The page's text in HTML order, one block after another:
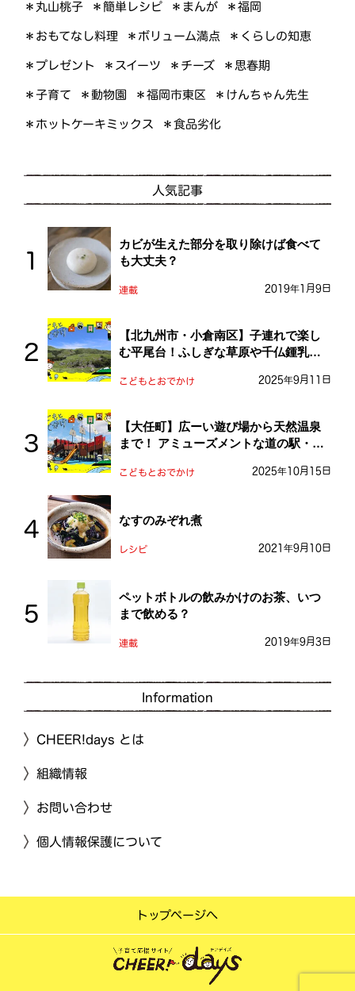
＊丸山桃子 ＊簡単レシピ ＊まんが ＊福岡
＊おもてなし料理 ＊ボリューム満点 ＊くらしの知恵
＊プレゼント ＊スイーツ ＊チーズ ＊思春期
＊子育て ＊動物園 ＊福岡市東区 ＊けんちゃん先生
＊ホットケーキミックス ＊食品劣化
人気記事
カビが生えた部分を取り除けば食べて
も大丈夫？
連載 2019年1月9日
【北九州市・小倉南区】子連れで楽し
む平尾台！ふしぎな草原や千仏鍾乳洞
こどもとおでかけ 2025年9月11日
【大任町】広ーい遊び場から天然温泉
まで！ アミューズメントな道の駅・お
こどもとおでかけ 2025年10月15日
なすのみぞれ煮
レシピ 2021年9月10日
ペットボトルの飲みかけのお茶、いつ
まで飲める？
連載 2019年9月3日
Information
CHEER!days とは
組織情報
お問い合わせ
個人情報保護について
トップページへ